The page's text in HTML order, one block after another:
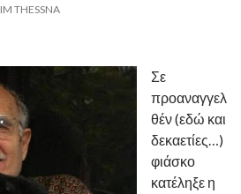
IM THESSNA
Σε
προαναγγελ
θέν (εδώ και
δεκαετίες…)
φιάσκο
κατέληξε η